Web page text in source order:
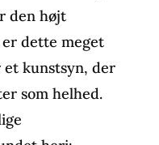
den højt
dette meget
et kunstsyn, der
som helhed.